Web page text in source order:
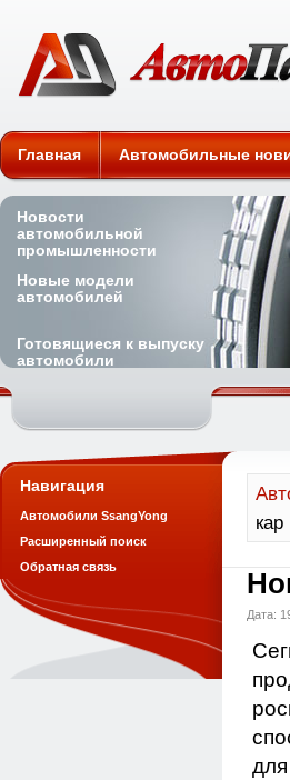
Главная Автомобильные
Новости
автомобильной
промышленности
Новые модели
автомобилей
Готовящиеся к выпуску
автомобили
Дата:
Навигация
Автомобили SsangYong
Расширенный поиск
Обратная связь